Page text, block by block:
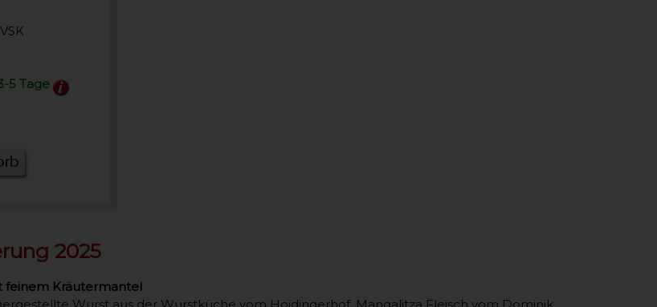
5 Tage
2025
feinem Kräutermantel